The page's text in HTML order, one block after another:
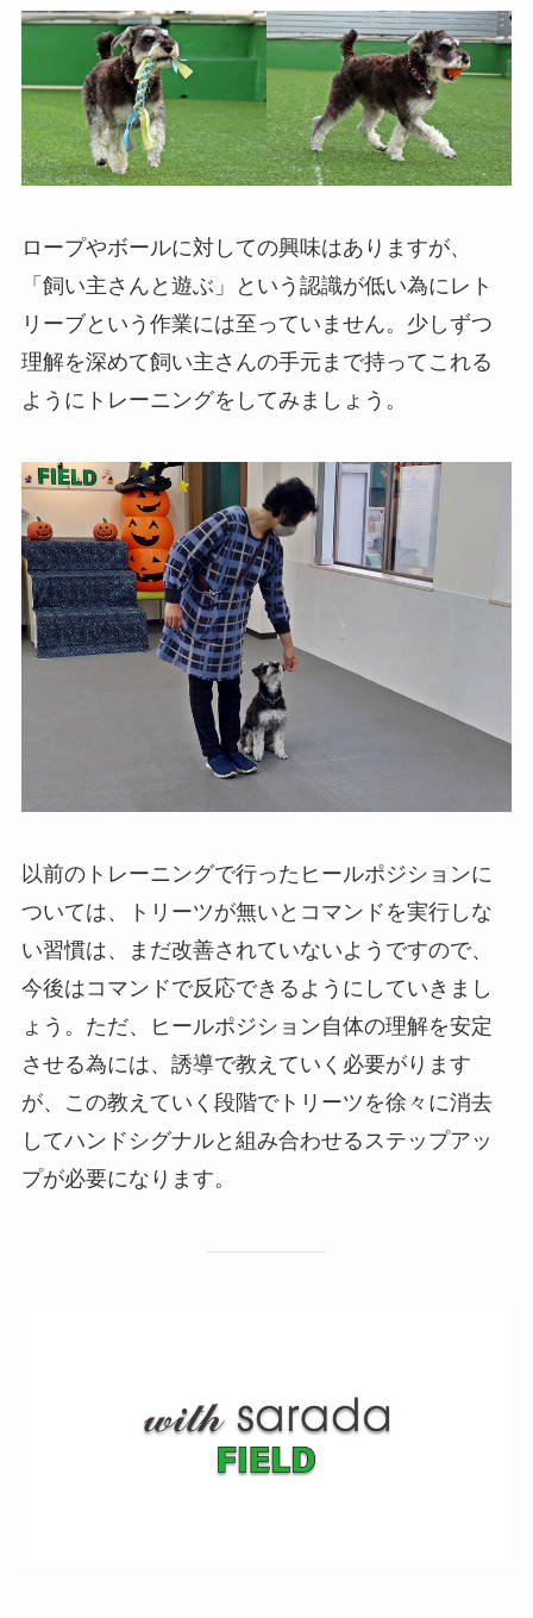
ロープやボールに対しての興味はありますが、
「飼い主さんと遊ぶ」という認識が低い為にレト
リーブという作業には至っていません。少しずつ
理解を深めて飼い主さんの手元まで持ってこれる
ようにトレーニングをしてみましょう。
以前のトレーニングで行ったヒールポジションに
ついては、トリーツが無いとコマンドを実行しな
い習慣は、まだ改善されていないようですので、
今後はコマンドで反応できるようにしていきまし
ょう。ただ、ヒールポジション自体の理解を安定
させる為には、誘導で教えていく必要がります
が、この教えていく段階でトリーツを徐々に消去
してハンドシグナルと組み合わせるステップアッ
プが必要になります。